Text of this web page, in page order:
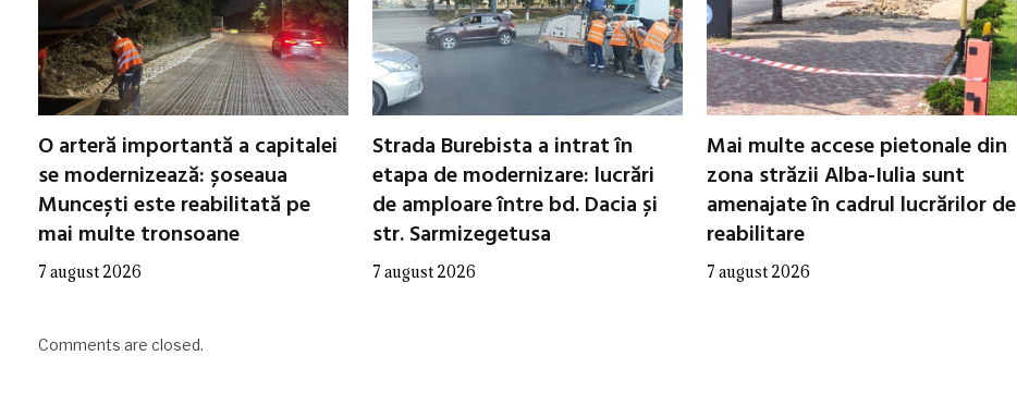
O arteră importantă a capitalei
se modernizează: șoseaua
Muncești este reabilitată pe
mai multe tronsoane
7 august 2026
Strada Burebista a intrat în
etapa de modernizare: lucrări
de amploare între bd. Dacia și
str. Sarmizegetusa
7 august 2026
Mai multe accese pietonale din
zona străzii Alba-Iulia sunt
amenajate în cadrul lucrărilor de
reabilitare
7 august 2026
Comments are closed.